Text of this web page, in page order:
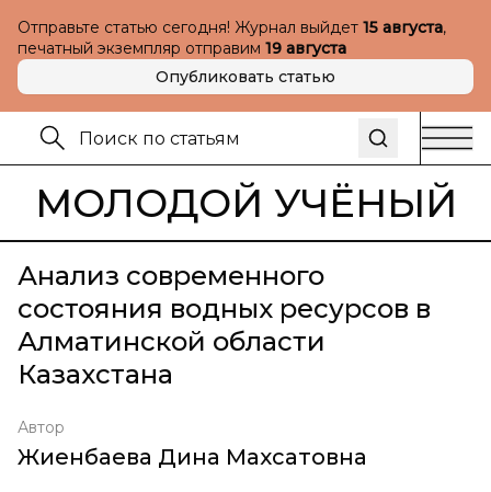
Отправьте статью сегодня! Журнал выйдет 15 августа,
печатный экземпляр отправим 19 августа
Опубликовать статью
МОЛОДОЙ УЧЁНЫЙ
Анализ современного
состояния водных ресурсов в
Алматинской области
Казахстана
Автор
Жиенбаева Дина Махсатовна